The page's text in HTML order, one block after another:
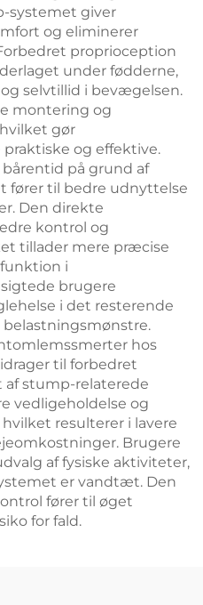
systemet giver
og eliminerer
proprioception
under fødderne,
selvtillid i bevægelsen.
montering og
gør
og effektive.
på grund af
fører til bedre udnyttelse
Den direkte
kontrol og
tillader mere præcise
i
brugere
i det resterende
hos
til forbedret
stump-relaterede
vedligeholdelse og
resulterer i lavere
Brugere
af fysiske aktiviteter,
er vandtæt. Den
fører til øget
for fald.